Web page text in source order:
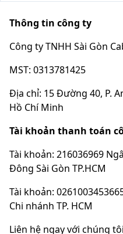
Thông tin công ty
Công ty TNHH Sài Gòn
MST: 0313781425
Địa chỉ: 15 Đường 40, P.
Hồ Chí Minh
Tài khoản thanh toán
Tài khoản: 216036969
Đông Sài Gòn TP.HCM
Tài khoản:
Chi nhánh TP. HCM
Liên hệ ngay với chúng